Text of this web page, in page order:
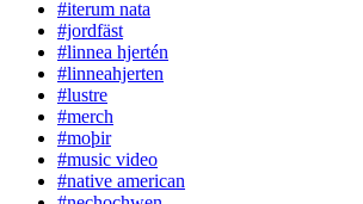
#iterum nata
#jordfäst
#linnea hjertén
#linneahjerten
#lustre
#merch
#moþir
#music video
#native american